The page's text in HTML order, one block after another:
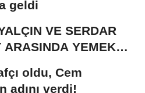
geldi
VE SERDAR
ARASINDA YEMEK
oldu, Cem
adını verdi!